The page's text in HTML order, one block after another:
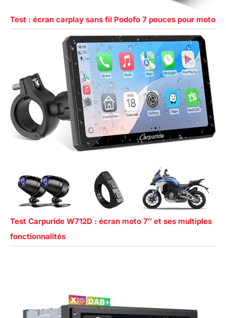
posséder la base de
navigation d'origine pour
les motos BMW pour
utiliser ce produit.
【Remarque】: Lors de
l'utilisation du câble
d'alimentation de la moto
pour fournir de l'énergie
à la batterie, assurez-
vous que la tension de
sortie et le courant sont
de 12V, 1A. Si le port USB
de la moto fournit une
inférieurs à 5V, 2A, il
n'est pas recommandé
d'utiliser le Carpuride
moto pour connecter le
câble d'alimentation USB,
car une tension ou un
Test : écran carplay sans fil Podofo 7 pouces pour moto
Test Carpuride W712D : écran moto 7″ et ses multiples
fonctionnalités